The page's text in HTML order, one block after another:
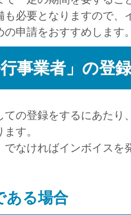
も必要となりますので
申請をおすすめします。
事業者」の登
の登録をするにあた
す。
なければインボイスを
ある場合